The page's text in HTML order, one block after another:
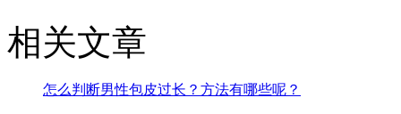
相关文章
怎么判断男性包皮过长？方法有哪些呢？